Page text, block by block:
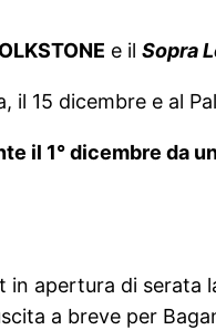
e il Sopra
il 15 dicembre e al
il 1° dicembre da
in apertura di serata
a breve per